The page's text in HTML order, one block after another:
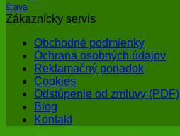
šťava
Zákaznícky servis
Obchodné podmienky
Ochrana osobných údajov
Reklamačný poriadok
Cookies
Odstúpenie od zmluvy (PDF)
Blog
Kontakt